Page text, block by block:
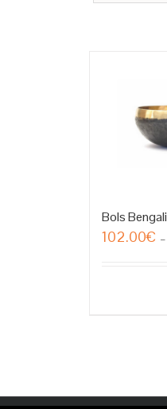
Bols Bengali
102.00€ –